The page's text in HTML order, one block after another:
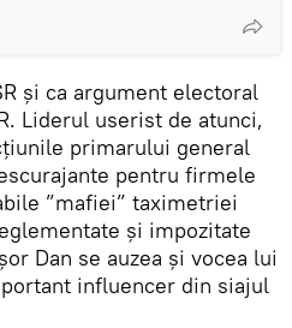
și ca argument electoral
Liderul userist de atunci,
primarului general
pentru firmele
”mafiei” taximetriei
și impozitate
Dan se auzea și vocea lui
influencer din siajul